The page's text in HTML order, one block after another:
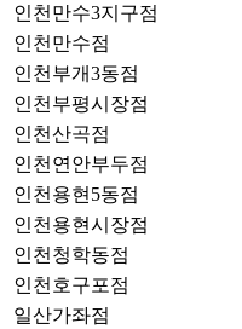
인천만수3지구점
인천만수점
인천부개3동점
인천부평시장점
인천산곡점
인천연안부두점
인천용현5동점
인천용현시장점
인천청학동점
인천호구포점
일산가좌점